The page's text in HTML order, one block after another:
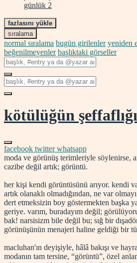
günlük 2
fazlasını yükle
sıralama
normal sıralama bugün girilenler yeniden
beğenilmeyenler başlıktaki görseller
kötülüğün şeffaflığı
facebook twitterwhatsapp
moda ve görünüş terimleriyle söylenirse,
cazibe değil artık; görüntü.
her kişi kendi görüntüsünü arıyor. kendi
artık olanaklı olmadığından, ne var
dert etmeksizin boy göstermekten başka
geriye. varım, buradayım değil;
bak! narsisizm bile değil bu; sığ bir
görünüşünün menajeri haline geldiği bir
macluhan'ın deyişiyle, hâlâ bakışı ve
modanın tam tersine, “görüntü”, özel